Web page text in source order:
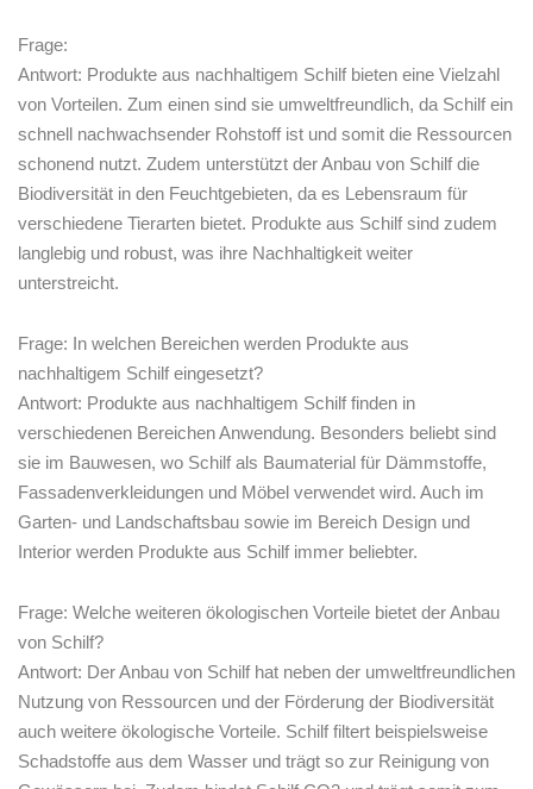
Frage:‌
Antwort: Produkte ​aus nachhaltigem ‍Schilf bieten eine Vielzahl
von Vorteilen. Zum einen sind sie umweltfreundlich, da Schilf‌ ein
⁣schnell nachwachsender Rohstoff‌ ist und somit die Ressourcen
schonend nutzt. Zudem unterstützt der⁤ Anbau von ‌Schilf die
Biodiversität⁢ in den Feuchtgebieten, da⁤ es Lebensraum⁣ für
verschiedene Tierarten bietet. Produkte aus Schilf sind ‍zudem
langlebig und robust, was ihre Nachhaltigkeit weiter
unterstreicht.
Frage: In welchen Bereichen werden​ Produkte ⁢aus
‌nachhaltigem Schilf eingesetzt?
Antwort: Produkte aus nachhaltigem Schilf finden in
verschiedenen⁤ Bereichen ​Anwendung. ⁤Besonders beliebt sind
sie im Bauwesen, wo Schilf⁤ als Baumaterial⁤ für Dämmstoffe,
Fassadenverkleidungen und Möbel verwendet wird. Auch im
Garten- und Landschaftsbau sowie im Bereich Design und
Interior werden​ Produkte aus Schilf immer beliebter.
Frage:⁣ Welche weiteren ökologischen Vorteile bietet der Anbau
von ‍Schilf?
Antwort: ‌Der⁣ Anbau von Schilf hat neben der umweltfreundlichen
Nutzung von Ressourcen und der Förderung der ⁢Biodiversität‍
auch weitere ökologische Vorteile. Schilf filtert beispielsweise
Schadstoffe aus dem‍ Wasser und trägt so zur Reinigung von